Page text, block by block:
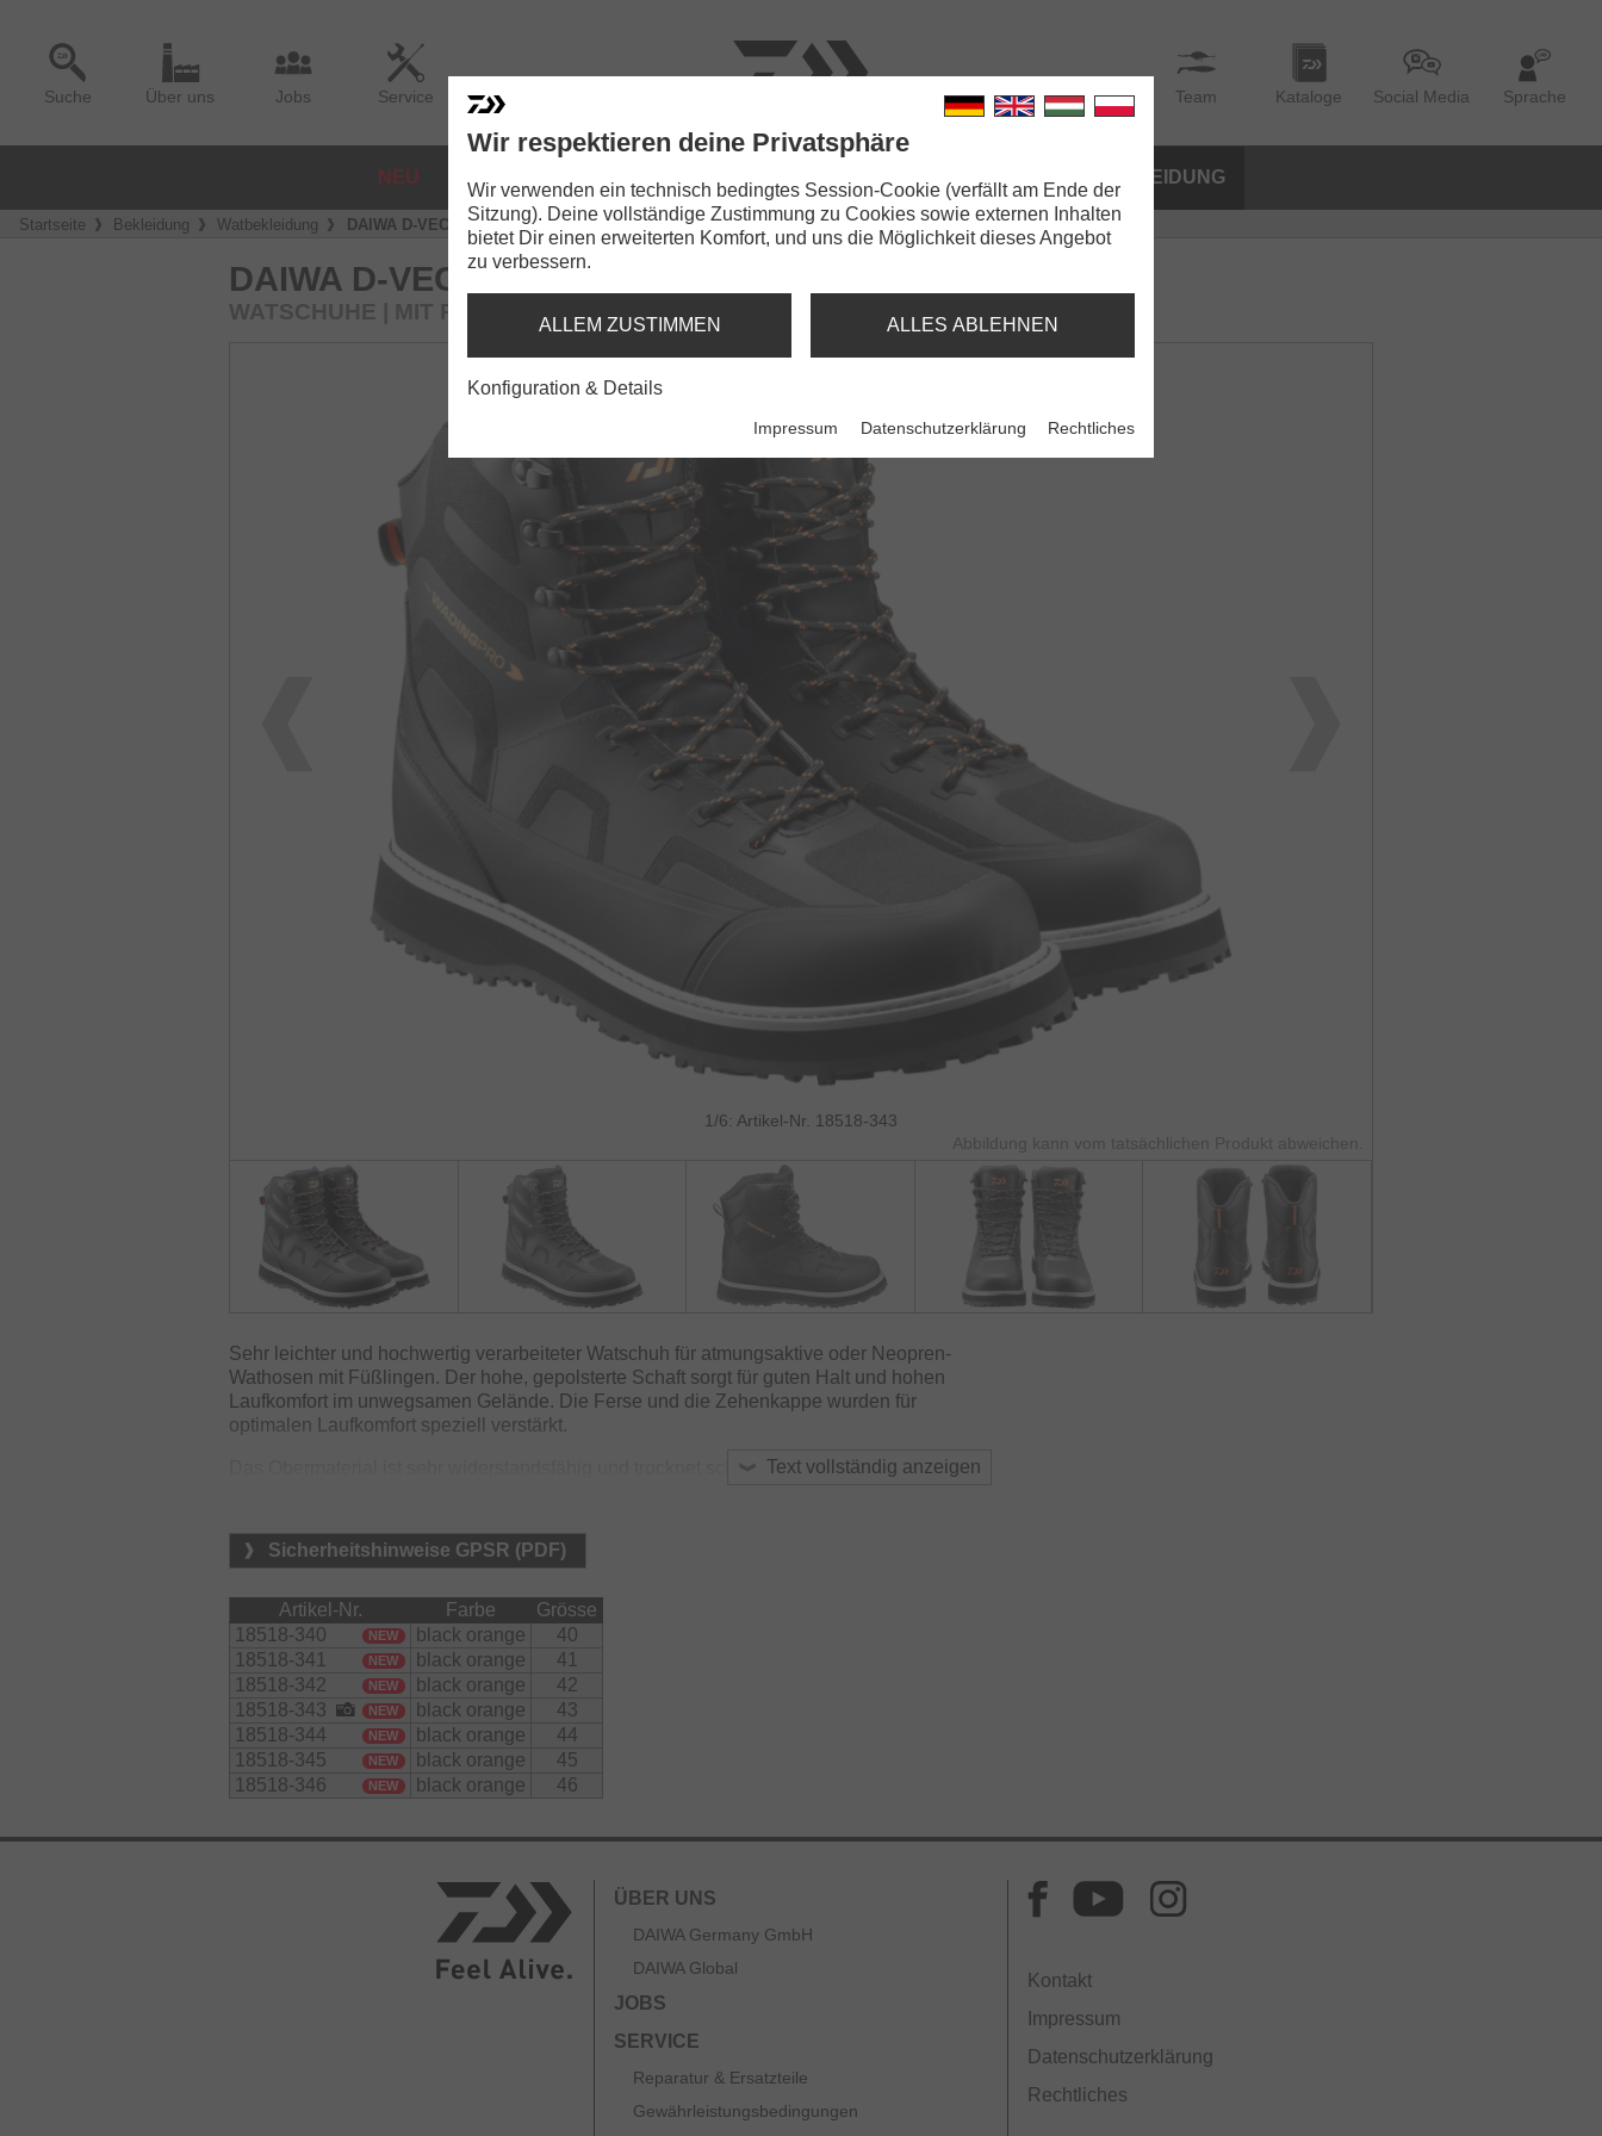
Suche Über uns Jobs Service Team Kataloge Social Media Sprache
NEU BEKLEIDUNG
Startseite Bekleidung Watbekleidung DAIWA D-VEC Wading PRO Boots
DAIWA D-VEC WADING PRO BOOTS
WATSCHUHE | MIT PROFILSOHLE
1/6: Artikel-Nr. 18518-343
Abbildung kann vom tatsächlichen Produkt abweichen.
Text vollständig anzeigen
Sehr leichter und hochwertig verarbeiteter Watschuh für atmungsaktive oder Neopren-
Wathosen mit Füßlingen. Der hohe, gepolsterte Schaft sorgt für guten Halt und hohen
Laufkomfort im unwegsamen Gelände. Die Ferse und die Zehenkappe wurden für
optimalen Laufkomfort speziell verstärkt.
Das Obermaterial ist sehr widerstandsfähig und trocknet schnell. Die spezielle Profilsohle
Schnürösen aus ABS-Material korrodieren auch bei der Angelei auf Meerforelle und Co. im
Salzwasser nicht. Mit Ösen an der Innenseite, um Wasser im Inneren schnell ablaufen zu
Bei Bedarf können in die Sohle kurze Spikes (Studs) eingeschraubt werden, um die
Standfestigkeit auf rutschigen Felsen zu erhöhen (nicht im Lieferumfang enthalten).
Material:
Polyester
Sicherheitshinweise GPSR (PDF)
Artikel-Nr. Farbe
Grösse
18518-340
NEW black orange
40
18518-341
NEW black orange
41
18518-342
NEW black orange
42
18518-343
NEW black orange
43
18518-344
NEW black orange
44
18518-345
NEW black orange
45
18518-346
NEW black orange 46
ÜBER UNS
DAIWA Germany GmbH
DAIWA Global
JOBS
SERVICE
Reparatur & Ersatzteile
Gewährleistungsbedingungen
Kontakt
Impressum
Datenschutzerklärung
Rechtliches
Wir respektieren deine Privatsphäre
Wir verwenden ein technisch bedingtes Session-Cookie (verfällt am Ende der
Sitzung). Deine vollständige Zustimmung zu Cookies sowie externen Inhalten
bietet Dir einen erweiterten Komfort, und uns die Möglichkeit dieses Angebot
zu verbessern.
ALLEM ZUSTIMMEN ALLES ABLEHNEN
Konfiguration & Details
Impressum Datenschutzerklärung Rechtliches